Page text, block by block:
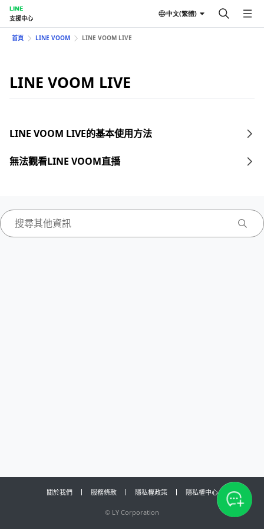
LINE
支援中心
中文(繁體)
首頁 LINE VOOM LINE VOOM LIVE
LINE VOOM LIVE
LINE VOOM LIVE的基本使用方法
無法觀看LINE VOOM直播
關於我們 服務條款 隱私權政策 隱私權中心
© LY Corporation